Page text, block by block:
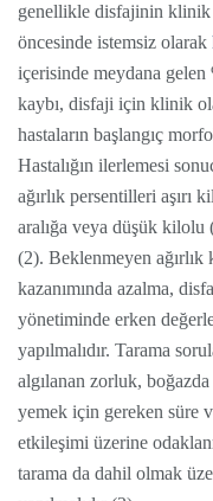
genellikle disfajinin klinik
öncesinde istemsiz olarak
içerisinde meydana gelen
kaybı, disfaji için klinik
hastaların başlangıç
Hastalığın ilerlemesi
ağırlık persentilleri aşırı
aralığa veya düşük kilolu
(2). Beklenmeyen ağırlık
kazanımında azalma,
yönetiminde erken
yapılmalıdır. Tarama
algılanan zorluk,
yemek için gereken süre
etkileşimi üzerine
tarama da dahil olmak